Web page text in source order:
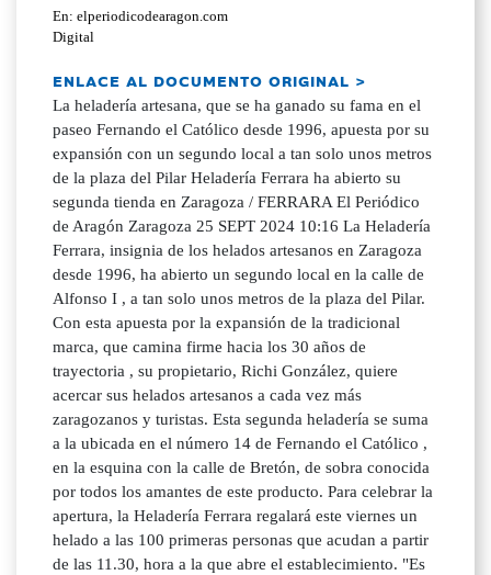
En: elperiodicodearagon.com
Digital
ENLACE AL DOCUMENTO ORIGINAL >
La heladería artesana, que se ha ganado su fama en el
paseo Fernando el Católico desde 1996, apuesta por su
expansión con un segundo local a tan solo unos metros
de la plaza del Pilar Heladería Ferrara ha abierto su
segunda tienda en Zaragoza / FERRARA El Periódico
de Aragón Zaragoza 25 SEPT 2024 10:16 La Heladería
Ferrara, insignia de los helados artesanos en Zaragoza
desde 1996, ha abierto un segundo local en la calle de
Alfonso I , a tan solo unos metros de la plaza del Pilar.
Con esta apuesta por la expansión de la tradicional
marca, que camina firme hacia los 30 años de
trayectoria , su propietario, Richi González, quiere
acercar sus helados artesanos a cada vez más
zaragozanos y turistas. Esta segunda heladería se suma
a la ubicada en el número 14 de Fernando el Católico ,
en la esquina con la calle de Bretón, de sobra conocida
por todos los amantes de este producto. Para celebrar la
apertura, la Heladería Ferrara regalará este viernes un
helado a las 100 primeras personas que acudan a partir
de las 11.30, hora a la que abre el establecimiento. "Es